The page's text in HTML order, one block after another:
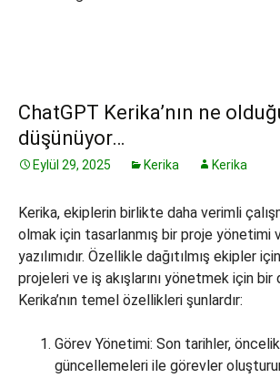
ChatGPT Kerika’nın ne
düşünüyor…
Eylül 29, 2025 Kerika Kerika
Kerika, ekiplerin birlikte daha verimli
olmak için tasarlanmış bir proje yönetimi
yazılımıdır. Özellikle dağıtılmış ekipler
projeleri ve iş akışlarını yönetmek için bir
Kerika’nın temel özellikleri şunlardır:
Görev Yönetimi: Son tarihler,
güncellemeleri ile görevler